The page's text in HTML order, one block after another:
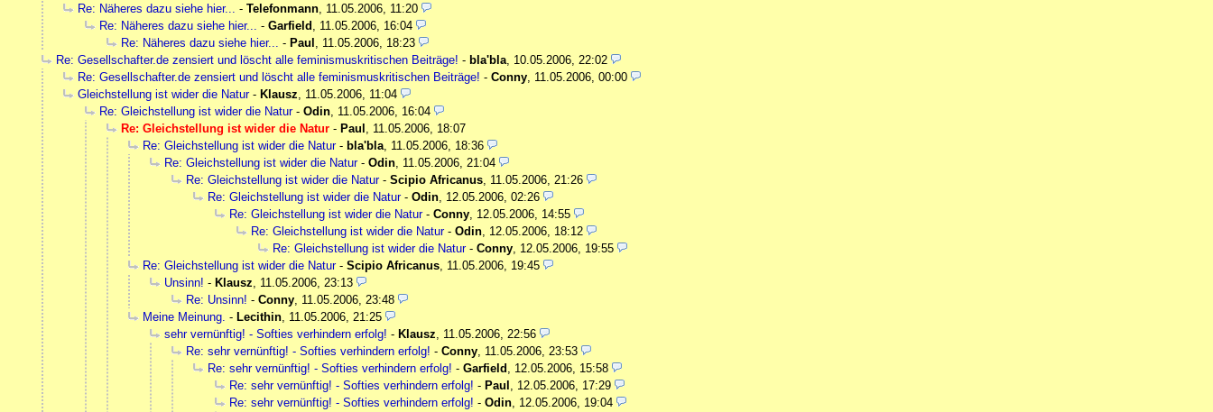
Re: Näheres dazu siehe hier... - Telefonmann, 11.05.2006, 11:20
Re: Näheres dazu siehe hier... - Garfield , 11.05.2006, 16:04
Re: Näheres dazu siehe hier... - Paul , 11.05.2006, 18:23
Re: Gesellschafter.de zensiert und löscht alle feminismuskritischen Beiträge! - bla'bla, 10.05.2006, 22:02
Re: Gesellschafter.de zensiert und löscht alle feminismuskritischen Beiträge! - Conny, 11.05.2006, 00:00
Gleichstellung ist wider die Natur- Klausz, 11.05.2006, 11:04
Re: Gleichstellung ist wider die Natur- Odin, 11.05.2006, 16:04
Re: Gleichstellung ist wider die Natur - Paul , 11.05.2006, 18:07
Re: Gleichstellung ist wider die Natur- bla'bla, 11.05.2006, 18:36
Re: Gleichstellung ist wider die Natur- Odin, 11.05.2006, 21:04
Re: Gleichstellung ist wider die Natur- Scipio Africanus, 11.05.2006, 21:26
Re: Gleichstellung ist wider die Natur- Odin, 12.05.2006, 02:26
Re: Gleichstellung ist wider die Natur- Conny, 12.05.2006, 14:55
Re: Gleichstellung ist wider die Natur- Odin, 12.05.2006, 18:12
Re: Gleichstellung ist wider die Natur- Conny, 12.05.2006, 19:55
Re: Gleichstellung ist wider die Natur- Scipio Africanus, 11.05.2006, 19:45
Unsinn! - Klausz, 11.05.2006, 23:13
Re: Unsinn! - Conny, 11.05.2006, 23:48
Meine Meinung. - Lecithin, 11.05.2006, 21:25
sehr vernünftig! - Softies verhindern erfolg! - Klausz, 11.05.2006, 22:56
Re: sehr vernünftig! - Softies verhindern erfolg! - Conny, 11.05.2006, 23:53
Re: sehr vernünftig! - Softies verhindern erfolg! - Garfield , 12.05.2006, 15:58
Re: sehr vernünftig! - Softies verhindern erfolg! - Paul , 12.05.2006, 17:29
Re: sehr vernünftig! - Softies verhindern erfolg! - Odin, 12.05.2006, 19:04